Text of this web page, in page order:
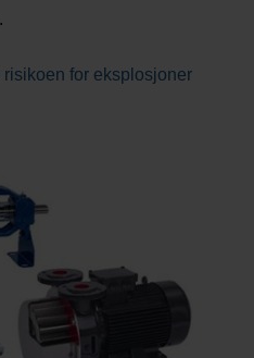
risikoen for eksplosjoner